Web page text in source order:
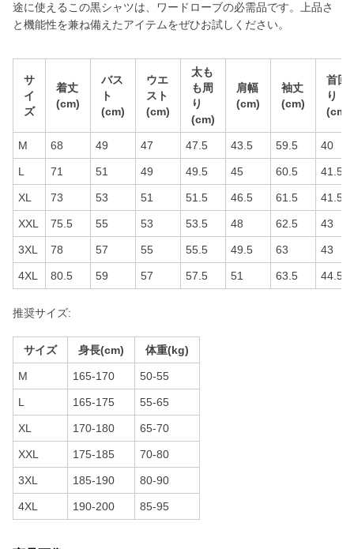
途に使えるこの黒シャツは、ワードローブの必需品です。上品さ
と機能性を兼ね備えたアイテムをぜひお試しください。
サ
イ
ズ
着丈
(cm)
バス
ト
(cm)
ウエ
スト
(cm)
太も
も周
り
(cm)
肩幅
(cm)
袖丈
(cm)
首回
り
(cm)
M 68 49 47 47.5 43.5 59.5 40
L 71 51 49 49.5 45 60.5 41.5
XL 73 53 51 51.5 46.5 61.5 41.5
XXL 75.5 55 53 53.5 48 62.5 43
3XL 78 57 55 55.5 49.5 63 43
4XL 80.5 59 57 57.5 51 63.5 44.5
推奨サイズ:
サイズ 身長(cm) 体重(kg)
M 165-170 50-55
L 165-175 55-65
XL 170-180 65-70
XXL 175-185 70-80
3XL 185-190 80-90
4XL 190-200 85-95